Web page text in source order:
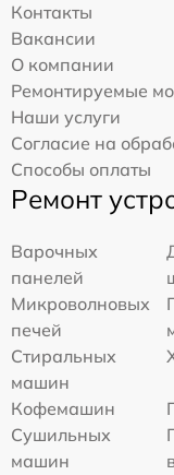
Контакты
Вакансии
О компании
Ремонтируемые
Наши услуги
Согласие на
Способы оплаты
Ремонт
Варочных
панелей
Микроволновых
печей
Стиральных
машин
Кофемашин
Сушильных
машин